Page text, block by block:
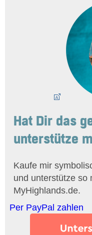
Hat Dir das
unterstütze
Kaufe mir
und unterstütze so
MyHighlands.de.
Per PayPal zahlen